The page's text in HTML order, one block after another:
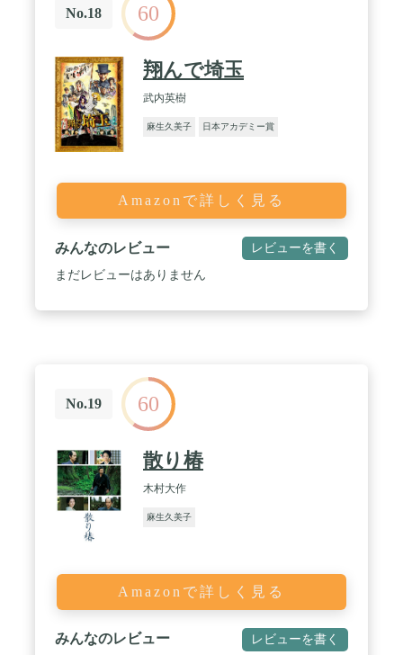
No.18 60
翔んで埼玉
武内英樹
麻生久美子 日本アカデミー賞
Amazonで詳しく見る
みんなのレビュー レビューを書く
まだレビューはありません
No.19 60
散り椿
木村大作
麻生久美子
Amazonで詳しく見る
みんなのレビュー レビューを書く